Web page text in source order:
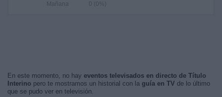
Mañana
0 (0%)
En este momento, no hay eventos televisados en directo de Título
Interino pero te mostramos un historial con la guía en TV de lo último
que se pudo ver en televisión.